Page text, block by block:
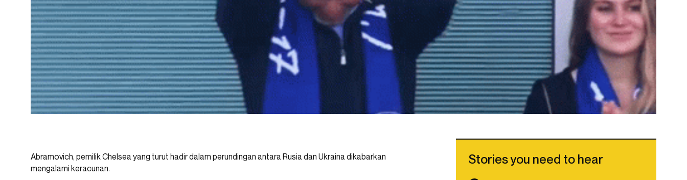
Abramovich, pemilik Chelsea yang turut hadir dalam perundingan antara Rusia dan Ukraina dikabarkan
mengalami keracunan.
Stories you need to hear